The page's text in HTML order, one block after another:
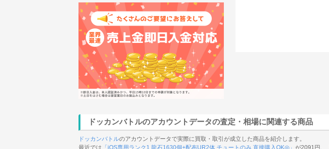
ドッカンバトルのアカウントデータの査定・相場に関連する商品
ドッカンバトルのアカウントデータで実際に買取・取引が成立した商品を紹介します。
最近では 「iOS専用ランク1 龍石1630個+配布UR2体 チュートのみ 直接購入OK◎」 が2091円、